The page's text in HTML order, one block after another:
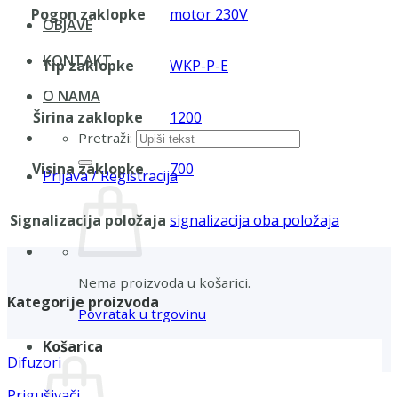
OBJAVE
KONTAKT
O NAMA
Pretraži:
Prijava / Registracija
Nema proizvoda u košarici.
Povratak u trgovinu
Košarica
Pogon zaklopke motor 230V
Tip zaklopke WKP-P-E
Širina zaklopke 1200
Visina zaklopke 700
Signalizacija položaja signalizacija oba položaja
Kategorije proizvoda
Difuzori